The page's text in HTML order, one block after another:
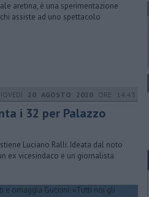
aretina, è una sperimentazione
assiste ad uno spettacolo
20 AGOSTO 2020 ORE 14:43
i 32 per Palazzo
Luciano Ralli. Ideata dal noto
ex vicesindaco e un giornalista